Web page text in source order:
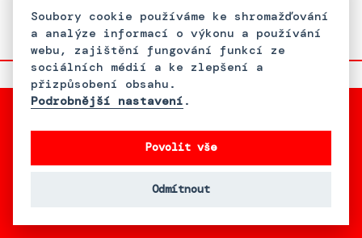
Soubory cookie používáme ke shromažďování
a analýze informací o výkonu a používání
webu, zajištění fungování funkcí ze
sociálních médií a ke zlepšení a
přizpůsobení obsahu.
Podrobnější nastavení .
Povolit vše
Odmítnout